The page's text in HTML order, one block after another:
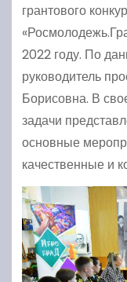
грантового
2022 году. По
руководитель
Борисовна. В
задачи
основные
качественные и